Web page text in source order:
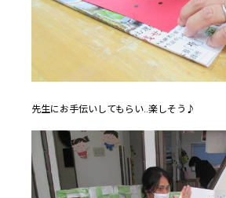
先生にお手伝いしてもらい..楽しそう♪